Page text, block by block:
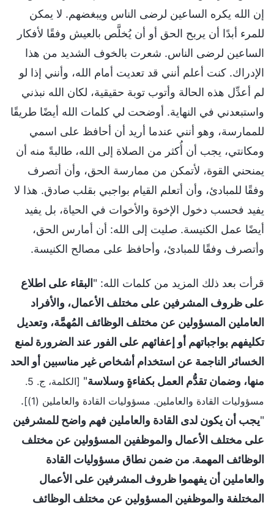
إن الله يكره الساعين لرضى الناس ويبغضهم. لا يمكن
للمرء أبدًا أن يربح الحق أو أن يُخلَّص بالعيش وفقًا لأفكار
الساعين لرضى الناس. شعرت بالخوف الشديد من هذا
الإدراك. كنت أعلم أنني قد تعديت أمام الله، وأنني إذا لو
لم أعدِّل هذه الحالة وأتوب توبة حقيقية، لكان الله نبذني
واستبعدني في النهاية. أوضحت لي كلمات الله أيضًا طريقًا
للممارسة، وهو أنني عندما أريد أن أحافظ على اسمي
ومكانتي، يجب أن أُكثر من الصلاة إلى الله، طالبةً منه أن
يمنحني القوة، لأتمكن من ممارسة الحق، وأن أتصرف
وفقًا للمبادئ، وأن أتعلم القيام بواجبي بقلب صادق. هذا لا
يفيد فحسب دخول الإخوة والأخوات في الحياة، بل يفيد
أيضًا عمل الكنيسة. صليت إلى الله: أن أمارس الحق،
وأتصرف وفقًا للمبادئ، وأحافظ على مصالح الكنيسة.
قرأت بعد ذلك المزيد من كلمات الله: "البقاء على اطلاع
على ظروف المشرفين على مختلف الأعمال، والأفراد
العاملين المسؤولين عن مختلف الوظائف المُهمَّة، وتعديل
تكليفهم بواجباتهم أو إعفائهم على الفور عند الضرورة لمنع
الخسائر الناجمة عن استخدام أشخاص غير مناسبين أو الحد
منها، وضمان تقدُّم العمل بكفاءةٍ وسلاسة"
[الكلمة، ج. 5.
مسؤوليات القادة والعاملين. مسؤوليات القادة والعاملين (1)]
.
"يجب أن يكون لدى القادة والعاملين فهم واضح للمشرفين
على مختلف الأعمال والموظفين المسؤولين عن مختلف
الوظائف المهمة. من ضمن نطاق مسؤوليات القادة
والعاملين أن يفهموا ظروف المشرفين على الأعمال
المختلفة والموظفين المسؤولين عن مختلف الوظائف